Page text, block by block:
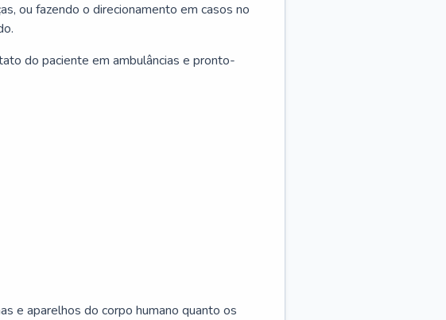
ou fazendo o direcionamento em casos no
do paciente em ambulâncias e pronto-
e aparelhos do corpo humano quanto os